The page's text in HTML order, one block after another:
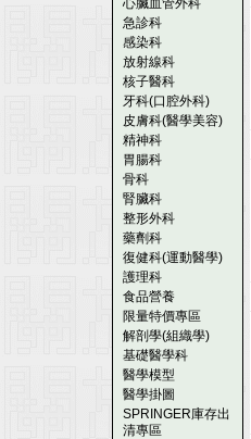
心臟血管外科
急診科
感染科
放射線科
核子醫科
牙科(口腔外科)
皮膚科(醫學美容)
精神科
胃腸科
骨科
腎臟科
整形外科
藥劑科
復健科(運動醫學)
護理科
食品營養
限量特價專區
解剖學(組織學)
基礎醫學科
醫學模型
醫學掛圖
SPRINGER庫存出
清專區